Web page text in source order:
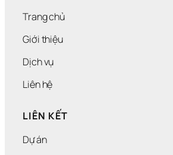
Trang chủ
Giới thiệu
Dịch vụ
Liên hệ
LIÊN KẾT
Dự án